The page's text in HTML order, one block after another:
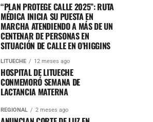
“PLAN PROTEGE CALLE 2025”: RUTA
MÉDICA INICIA SU PUESTA EN
MARCHA ATENDIENDO A MÁS DE UN
CENTENAR DE PERSONAS EN
SITUACIÓN DE CALLE EN O’HIGGINS
LITUECHE 12 meses ago
HOSPITAL DE LITUECHE
CONMEMORÓ SEMANA DE
LACTANCIA MATERNA
REGIONAL 2 meses ago